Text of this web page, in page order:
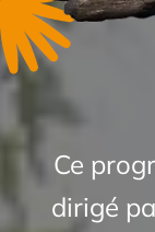
Ce
dirigé